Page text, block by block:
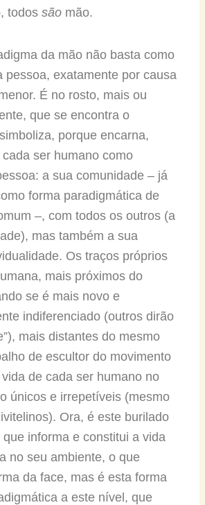
todos sãomão.
da mão não basta como
pessoa, exatamente por causa
É no rosto, mais ou
que se encontra o
porque encarna,
ser humano como
a sua comunidade – já
forma paradigmática de
–, com todos os outros (a
mas também a sua
Os traços próprios
mais próximos do
se é mais novo e
indiferenciado (outros dirão
mais distantes do mesmo
de escultor do movimento
de cada ser humano no
únicos e irrepetíveis (mesmo
Ora, é este burilado
informa e constitui a vida
no seu ambiente, o que
da face, mas é esta forma
a este nível, que